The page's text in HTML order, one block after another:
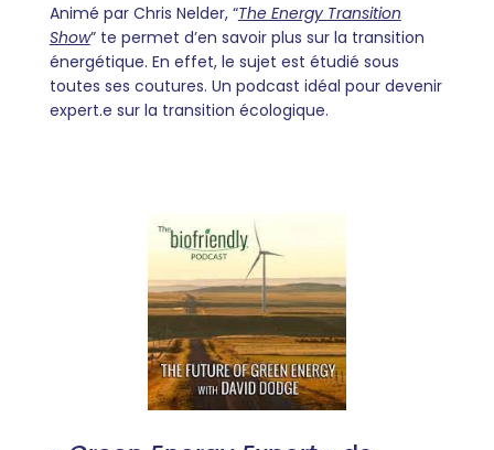
Animé par Chris Nelder, “The Energy Transition
Show” te permet d’en savoir plus sur la transition
énergétique. En effet, le sujet est étudié sous
toutes ses coutures. Un podcast idéal pour devenir
expert.e sur la transition écologique.